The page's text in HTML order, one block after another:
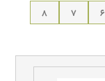
۶ ۷
۸